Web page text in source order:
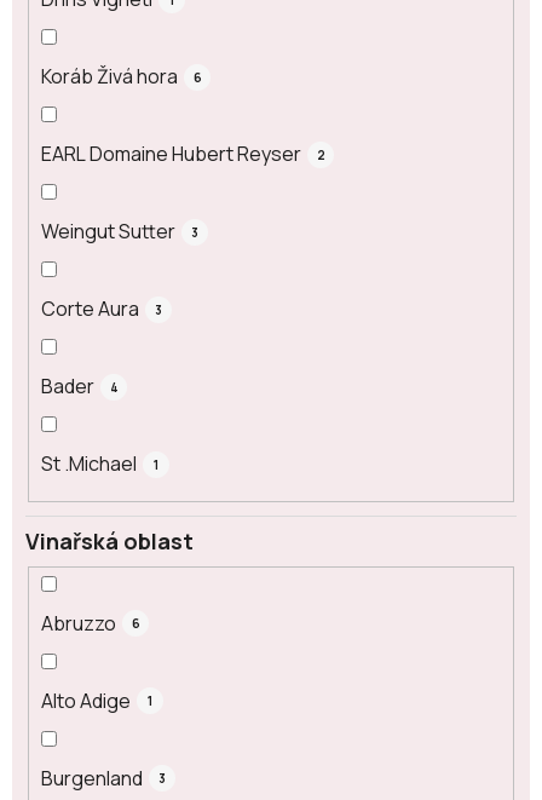
Koráb Živá hora 6
EARL Domaine Hubert Reyser 2
Weingut Sutter 3
Corte Aura 3
Bader 4
St .Michael 1
Vinařská oblast
Abruzzo 6
Alto Adige 1
Burgenland 3